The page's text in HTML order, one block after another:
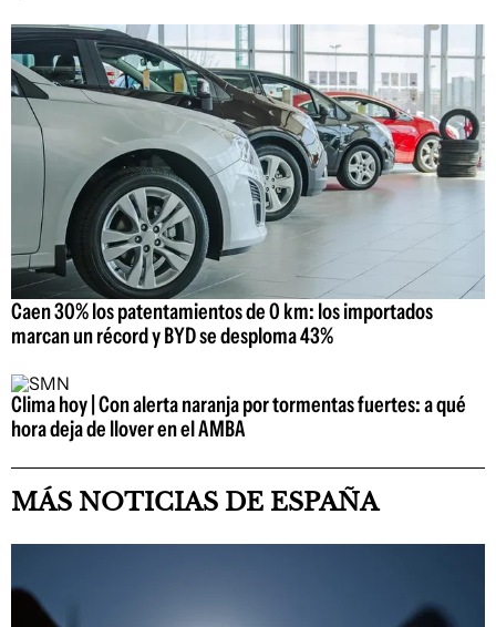
Caen 30% los patentamientos de 0 km: los importados
marcan un récord y BYD se desploma 43%
Clima hoy | Con alerta naranja por tormentas fuertes: a qué
hora deja de llover en el AMBA
MÁS NOTICIAS DE ESPAÑA